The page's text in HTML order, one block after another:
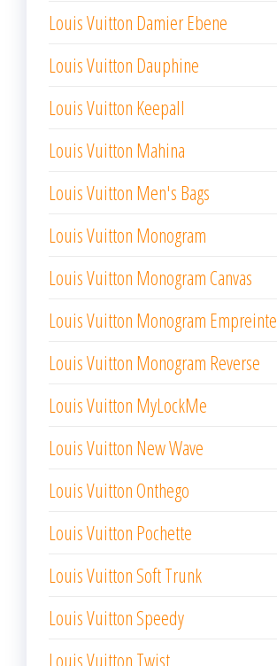
Louis Vuitton Damier Ebene
Louis Vuitton Dauphine
Louis Vuitton Keepall
Louis Vuitton Mahina
Louis Vuitton Men's Bags
Louis Vuitton Monogram
Louis Vuitton Monogram Canvas
Louis Vuitton Monogram Empreinte
Louis Vuitton Monogram Reverse
Louis Vuitton MyLockMe
Louis Vuitton New Wave
Louis Vuitton Onthego
Louis Vuitton Pochette
Louis Vuitton Soft Trunk
Louis Vuitton Speedy
Louis Vuitton Twist